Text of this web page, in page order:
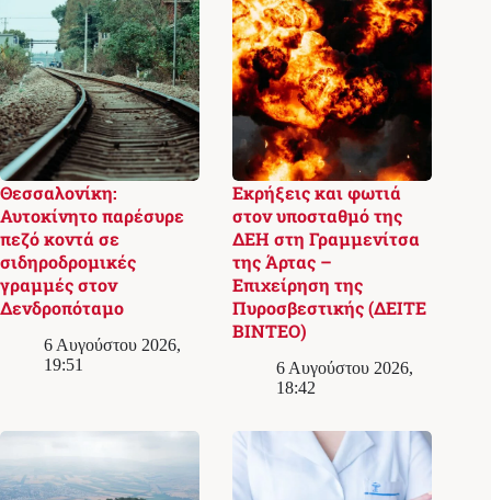
Θεσσαλονίκη:
Αυτοκίνητο παρέσυρε
πεζό κοντά σε
σιδηροδρομικές
γραμμές στον
Δενδροπόταμο
6 Αυγούστου 2026,
19:51
Εκρήξεις και φωτιά
στον υποσταθμό της
ΔΕΗ στη Γραμμενίτσα
της Άρτας –
Επιχείρηση της
Πυροσβεστικής (ΔΕΙΤΕ
ΒΙΝΤΕΟ)
6 Αυγούστου 2026,
18:42